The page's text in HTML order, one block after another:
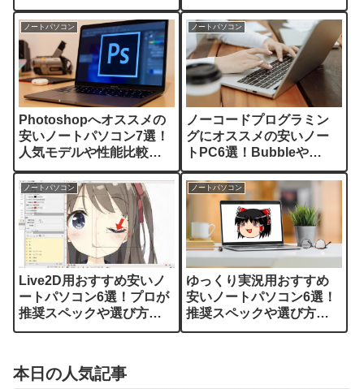
説
説
ノートパソコン
Photoshopへオススメの
安いノートパソコン7選！
人気モデルや性能比較選
びを解説
ノートパソコン
ノーコードプログラミン
グにオススメの安いノー
トPC6選！Bubbleや
FlutterFlowも解説
ノートパソコン
Live2D用おすすめ安いノ
ートパソコン6選！プロが
推奨スペックや選び方を
解説
ノートパソコン
ゆっくり実況用おすすめ
安いノートパソコン6選！
推奨スペックや選び方を
プロ解説
本日の人気記事